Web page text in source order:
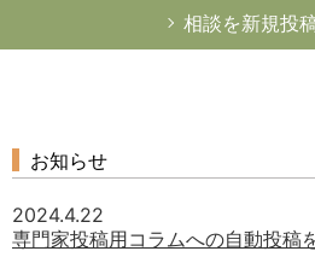
相談を新規投
お知らせ
2024.4.22
専門家投稿用コラムへの自動投稿